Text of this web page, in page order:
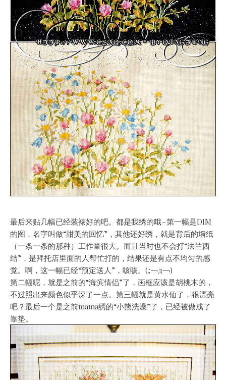
最后来贴几幅已经装裱好的吧。都是我绣的哦~第一幅是DIM
的图，名字叫做“甜美的回忆”，其他还好绣，就是背后的墙纸
（一条一条的那种）工作量很大。而且当时也不会打“法兰西
结”，是拜托店里面的人帮忙打的，结果还是有点不均匀的感
觉。啊，这一幅已经“预定送人”，咳咳。(;￢д￢)
第二幅呢，就是之前的“海滨情侣”了，画框应该是胡桃木的，
不过照出来颜色似乎深了一点。第三幅就是黄水仙了，很漂亮
吧？最后一个是之前mama绣的“小熊洗澡”了，已经被做成了
靠垫。